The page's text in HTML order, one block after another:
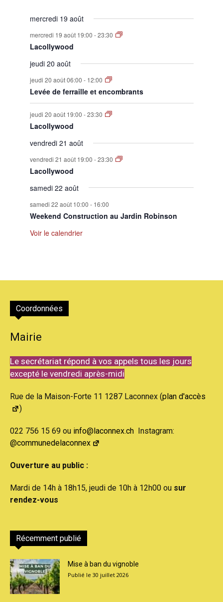
mercredi 19 août
mercredi 19 août 19:00 -23:30
Lacollywood
jeudi 20 août
jeudi 20 août 06:00 - 12:00
Levée de ferraille et encombrants
jeudi 20 août 19:00 -23:30
Lacollywood
vendredi 21 août
vendredi 21 août 19:00 -23:30
Lacollywood
samedi 22 août
samedi 22 août 10:00 - 16:00
Weekend Construction au Jardin Robinson
Voir le calendrier
Coordonnées
Mairie
Le secrétariat répond à vos appels tous les jours
excepté le vendredi après-midi
Rue de la Maison-Forte 11 1287 Laconnex (plan d'accès
)
022 756 15 69 ou info@laconnex.ch Instagram:
@communedelaconnex
Ouverture au public :
Mardi de 14h à 18h15, jeudi de 10h à 12h00 ou sur
rendez-vous
Récemment publié
Mise à ban du vignoble
30 juillet 2026